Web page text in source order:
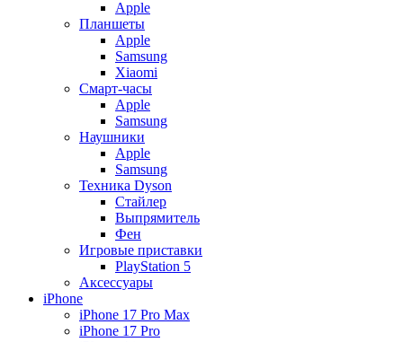
Apple
Планшеты
Apple
Samsung
Xiaomi
Смарт-часы
Apple
Samsung
Наушники
Apple
Samsung
Техника Dyson
Стайлер
Выпрямитель
Фен
Игровые приставки
PlayStation 5
Аксессуары
iPhone
iPhone 17 Pro Max
iPhone 17 Pro